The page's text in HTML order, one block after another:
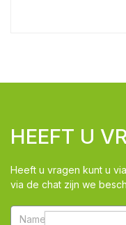
HEEFT U
Heeft u vragen kunt u
via de chat zijn we